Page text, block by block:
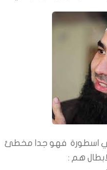
اسطورة  فهو جدا مخطئ
هم :